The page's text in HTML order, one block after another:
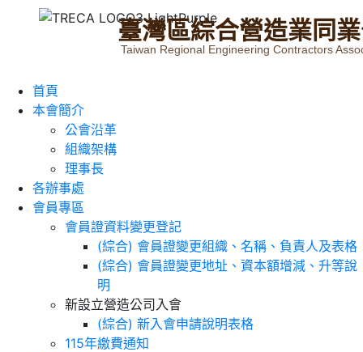
臺灣區綜合營造業同業
Taiwan Regional Engineering Contractors
首頁
本會簡介
公會沿革
組織架構
理事長
各辦事處
會員專區
會員證資料變更登記
(綜合) 會員證變更組織、名稱、負責人及表格
(綜合) 會員證變更地址、資本額增減、升等說
明
新設立營造公司入會
(綜合) 新入會申請說明表格
115年繳費通知